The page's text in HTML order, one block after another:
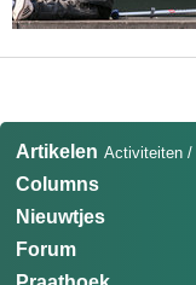
Artikelen Activiteiten /
Columns
Nieuwtjes
Forum